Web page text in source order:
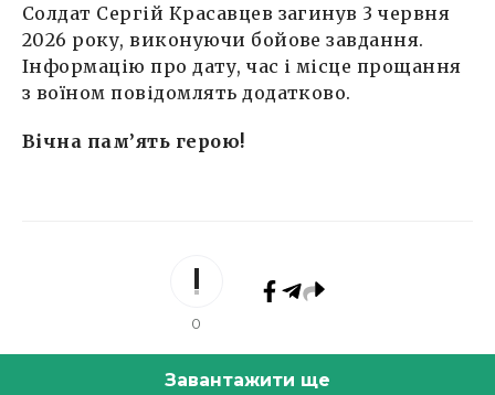
Солдат Сергій Красавцев загинув 3 червня
2026 року, виконуючи бойове завдання.
Інформацію про дату, час і місце прощання
з воїном повідомлять додатково.
Вічна пам’ять герою!
0
Завантажити ще